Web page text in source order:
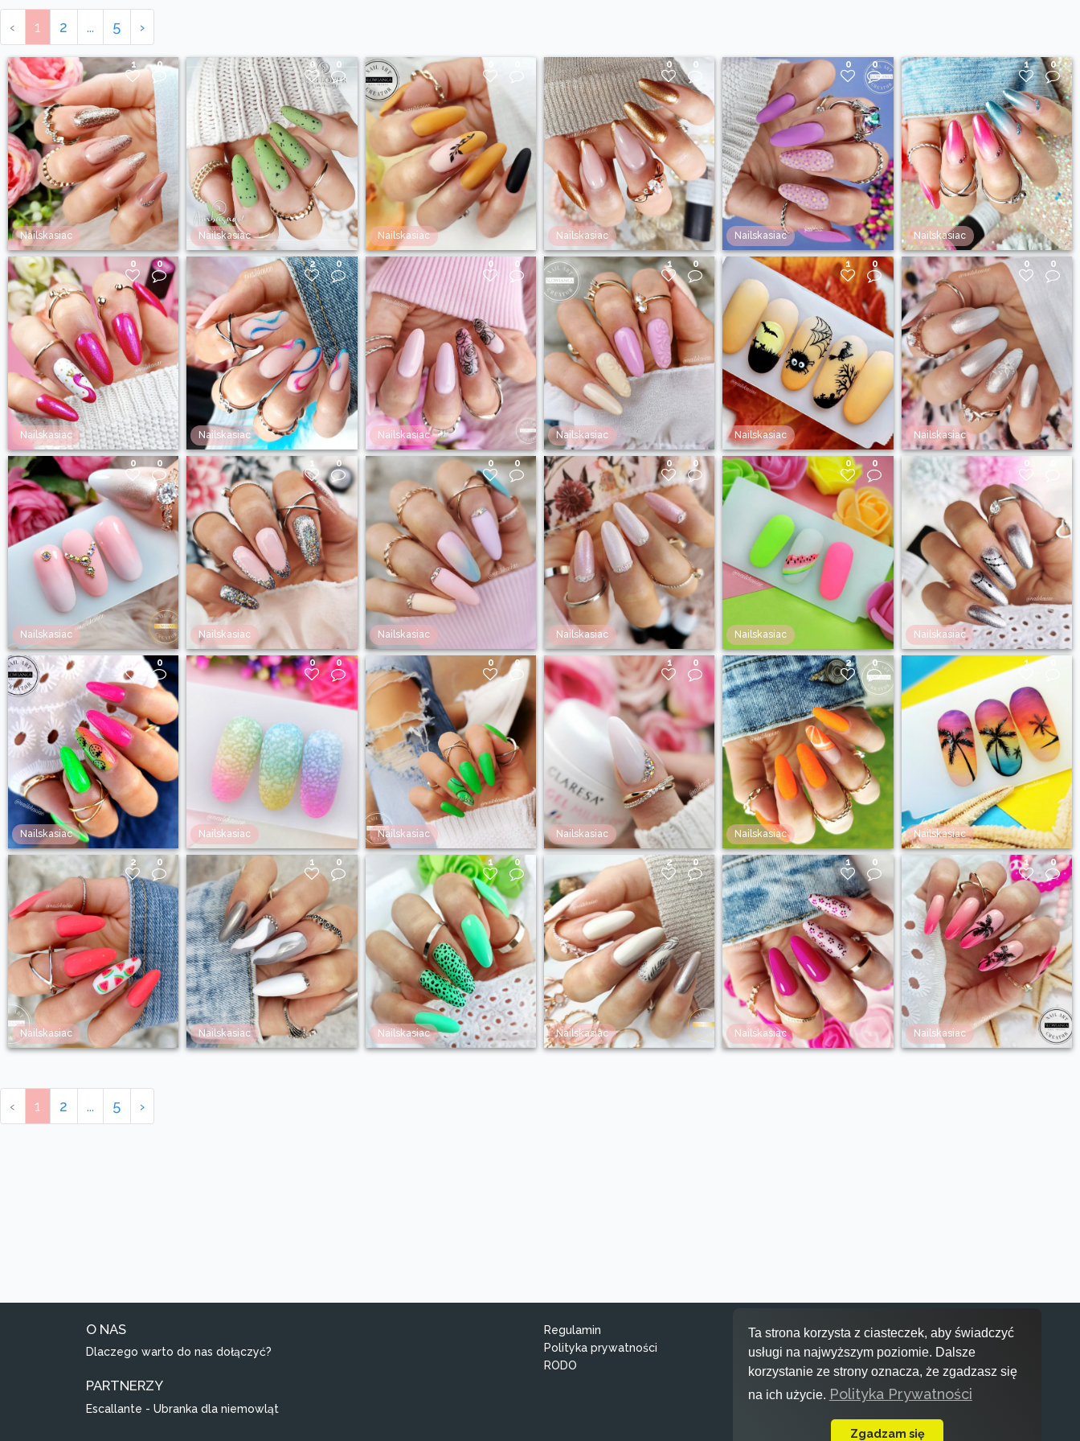
‹ 1 2 ... 5 ›
1 0
Nailskasiac
0 0
Nailskasiac Nailskasiac
0 0
Nailskasiac
0 0
Nailskasiac
1 0
Nailskasiac
0 0
Nailskasiac
2 0
Nailskasiac
0 0
Nailskasiac
1 0
Nailskasiac
1 0
Nailskasiac
0 0
Nailskasiac
0 0
Nailskasiac
1 0
Nailskasiac
0 0
Nailskasiac
0 0
Nailskasiac
0 0
Nailskasiac
0
Nailskasiac
0 0
Nailskasiac
0 0
Nailskasiac
0 0
Nailskasiac
1 0
Nailskasiac
2 0
Nailskasiac
1
Nailskasiac
2 0
Nailskasiac
1 0
Nailskasiac
1 0
Nailskasiac
2 0
Nailskasiac
1 0
Nailskasiac
1 0
Nailskasiac
‹ 1 2 ... 5 ›
O NAS
Dlaczego warto do nas dołączyć?
PARTNERZY
Escallante - Ubranka dla niemowląt
Regulamin
Polityka prywatności
RODO
Inspiracje
Ta strona korzysta z ciasteczek, aby świadczyć
usługi na najwyższym poziomie. Dalsze
korzystanie ze strony oznacza, że zgadzasz się
na ich użycie. Polityka Prywatności
Zgadzam się